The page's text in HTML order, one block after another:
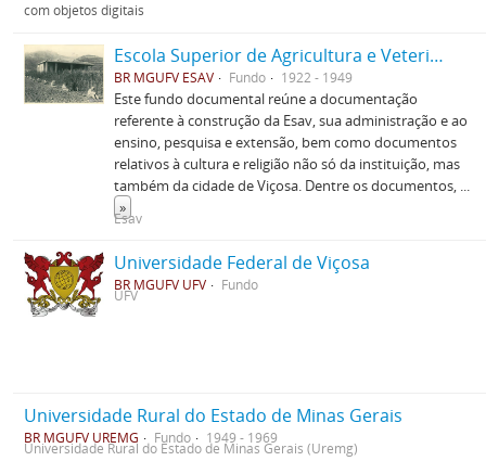
com objetos digitais
Escola Superior de Agricultura e Veterinária (ESAV)
BR MGUFV ESAV Fundo 1922 - 1949
Este fundo documental reúne a documentação
referente à construção da Esav, sua administração e ao
ensino, pesquisa e extensão, bem como documentos
relativos à cultura e religião não só da instituição, mas
também da cidade de Viçosa. Dentre os documentos, ...
»
Esav
Universidade Federal de Viçosa
BR MGUFV UFV Fundo
UFV
Universidade Rural do Estado de Minas Gerais
BR MGUFV UREMG Fundo 1949 - 1969
Universidade Rural do Estado de Minas Gerais (Uremg)